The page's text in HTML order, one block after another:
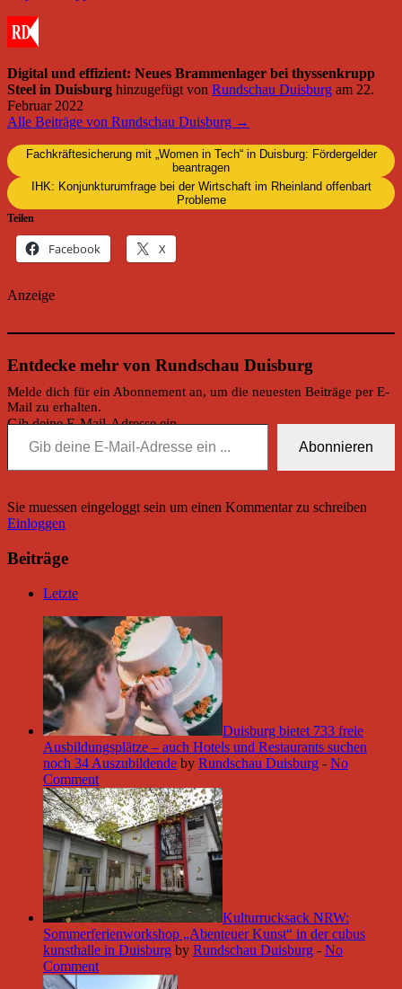
Digital und effizient: Neues Brammenlager bei thyssenkrupp
Steel in Duisburg hinzugefügt von Rundschau Duisburg am 22.
Februar 2022
Alle Beiträge von Rundschau Duisburg →
Fachkräftesicherung mit „Women in Tech“ in Duisburg: Fördergelder
beantragen
IHK: Konjunkturumfrage bei der Wirtschaft im Rheinland offenbart
Probleme
Teilen
Facebook X
Anzeige
Entdecke mehr von Rundschau Duisburg
Melde dich für ein Abonnement an, um die neuesten Beiträge per E-
Mail zu erhalten.
Gib deine E-Mail-Adresse ein ...
Abonnieren
Sie muessen eingeloggt sein um einen Kommentar zu schreiben
Einloggen
Beiträge
Letzte
Duisburg bietet 733 freie
Ausbildungsplätze – auch Hotels und Restaurants suchen
noch 34 Auszubildende by Rundschau Duisburg - No
Comment
Kulturrucksack NRW:
Sommerferienworkshop „Abenteuer Kunst“ in der cubus
kunsthalle in Duisburg by Rundschau Duisburg - No
Comment